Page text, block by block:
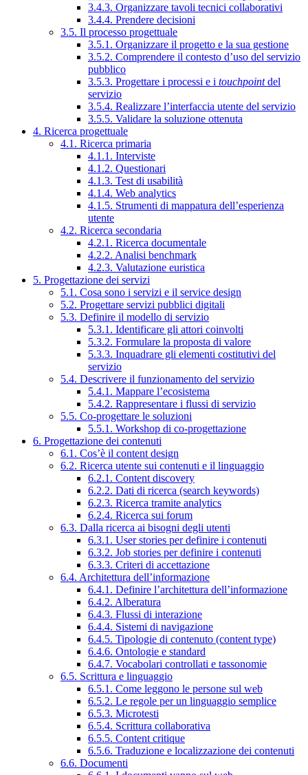
3.4.3. Organizzare tavoli tecnici collaborativi
3.4.4. Prendere decisioni
3.5. Il processo progettuale
3.5.1. Organizzare il progetto e la sua gestione
3.5.2. Comprendere il contesto d’uso del servizio
pubblico
3.5.3. Progettare i processi e i touchpointdel
servizio
3.5.4. Realizzare l’interfaccia utente del servizio
3.5.5. Validare la soluzione ottenuta
4. Ricerca progettuale
4.1. Ricerca primaria
4.1.1. Interviste
4.1.2. Questionari
4.1.3. Test di usabilità
4.1.4. Web analytics
4.1.5. Strumenti di mappatura dell’esperienza
utente
4.2. Ricerca secondaria
4.2.1. Ricerca documentale
4.2.2. Analisi benchmark
4.2.3. Valutazione euristica
5. Progettazione dei servizi
5.1. Cosa sono i servizi e il service design
5.2. Progettare servizi pubblici digitali
5.3. Definire il modello di servizio
5.3.1. Identificare gli attori coinvolti
5.3.2. Formulare la proposta di valore
5.3.3. Inquadrare gli elementi costitutivi del
servizio
5.4. Descrivere il funzionamento del servizio
5.4.1. Mappare l’ecosistema
5.4.2. Rappresentare i flussi di servizio
5.5. Co-progettare le soluzioni
5.5.1. Workshop di co-progettazione
6. Progettazione dei contenuti
6.1. Cos’è il content design
6.2. Ricerca utente sui contenuti e il linguaggio
6.2.1. Content discovery
6.2.2. Dati di ricerca (search keywords)
6.2.3. Ricerca tramite analytics
6.2.4. Ricerca sui forum
6.3. Dalla ricerca ai bisogni degli utenti
6.3.1. User stories per definire i contenuti
6.3.2. Job stories per definire i contenuti
6.3.3. Criteri di accettazione
6.4. Architettura dell’informazione
6.4.1. Definire l’architettura dell’informazione
6.4.2. Alberatura
6.4.3. Flussi di interazione
6.4.4. Sistemi di navigazione
6.4.5. Tipologie di contenuto (content type)
6.4.6. Ontologie e standard
6.4.7. Vocabolari controllati e tassonomie
6.5. Scrittura e linguaggio
6.5.1. Come leggono le persone sul web
6.5.2. Le regole per un linguaggio semplice
6.5.3. Microtesti
6.5.4. Scrittura collaborativa
6.5.5. Content critique
6.5.6. Traduzione e localizzazione dei contenuti
6.6. Documenti